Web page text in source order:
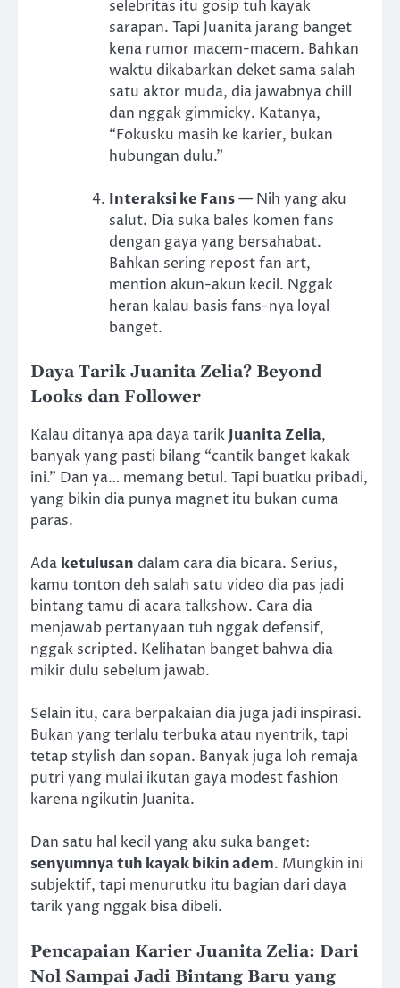
selebritas itu gosip tuh kayak
sarapan. Tapi Juanita jarang banget
kena rumor macem-macem. Bahkan
waktu dikabarkan deket sama salah
satu aktor muda, dia jawabnya chill
dan nggak gimmicky. Katanya,
“Fokusku masih ke karier, bukan
hubungan dulu.”
Interaksi ke Fans— Nih yang aku
salut. Dia suka bales komen fans
dengan gaya yang bersahabat.
Bahkan sering repost fan art,
mention akun-akun kecil. Nggak
heran kalau basis fans-nya loyal
banget.
Daya Tarik Juanita Zelia? Beyond
Looks dan Follower
Kalau ditanya apa daya tarik Juanita Zelia,
banyak yang pasti bilang “cantik banget kakak
ini.” Dan ya… memang betul. Tapi buatku pribadi,
yang bikin dia punya magnet itu bukan cuma
paras.
Ada ketulusan dalam cara dia bicara. Serius,
kamu tonton deh salah satu video dia pas jadi
bintang tamu di acara talkshow. Cara dia
menjawab pertanyaan tuh nggak defensif,
nggak scripted. Kelihatan banget bahwa dia
mikir dulu sebelum jawab.
Selain itu, cara berpakaian dia juga jadi inspirasi.
Bukan yang terlalu terbuka atau nyentrik, tapi
tetap stylish dan sopan. Banyak juga loh remaja
putri yang mulai ikutan gaya modest fashion
karena ngikutin Juanita.
Dan satu hal kecil yang aku suka banget:
senyumnya tuh kayak bikin adem. Mungkin ini
subjektif, tapi menurutku itu bagian dari daya
tarik yang nggak bisa dibeli.
Pencapaian Karier Juanita Zelia: Dari
Nol Sampai Jadi Bintang Baru yang